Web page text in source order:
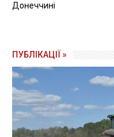
Донеччині
ПУБЛІКАЦІЇ »